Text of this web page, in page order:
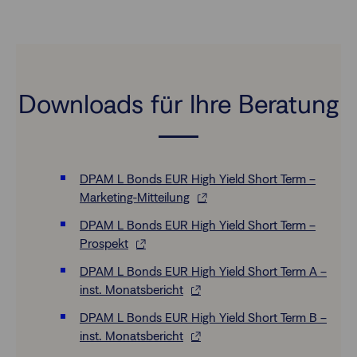
Downloads für Ihre Beratung
DPAM L Bonds EUR High Yield Short Term –
Marketing-Mitteilung
DPAM L Bonds EUR High Yield Short Term –
Prospekt
DPAM L Bonds EUR High Yield Short Term A –
inst. Monatsbericht
DPAM L Bonds EUR High Yield Short Term B –
inst. Monatsbericht